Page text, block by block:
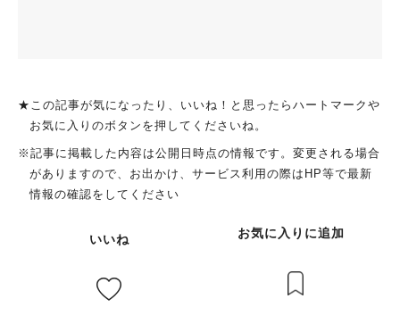
★この記事が気になったり、いいね！と思ったらハートマークや
お気に入りのボタンを押してくださいね。
※記事に掲載した内容は公開日時点の情報です。変更される場合
がありますので、お出かけ、サービス利用の際はHP等で最新
情報の確認をしてください
いいね お気に入りに追加